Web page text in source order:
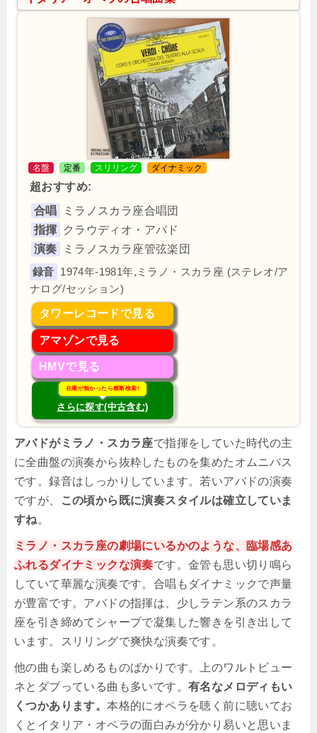
名盤 定番 スリリング ダイナミック
超おすすめ:
合唱
ミラノスカラ座合唱団
指揮
クラウディオ・アバド
演奏
ミラノスカラ座管弦楽団
1974年-1981年,ミラノ・スカラ座 (ステレオ/ア
ナログ/セッション)
タワーレコードで見る
アマゾンで見る
HMVで見る
在庫が無かったら横断検索!
さらに探す(中古含む)
アバドがミラノ・スカラ座で指揮をしていた時代の主
に全曲盤の演奏から抜粋したものを集めたオムニバス
です。録音はしっかりしています。若いアバドの演奏
ですが、
この頃から既に演奏スタイルは確立していま
すね。
ミラノ・スカラ座の劇場にいるかのような、臨場感あ
ふれるダイナミックな演奏です。金管も思い切り鳴ら
していて華麗な演奏です。合唱もダイナミックで声量
が豊富です。アバドの指揮は、少しラテン系のスカラ
座を引き締めてシャープで凝集した響きを引き出して
います。スリリングで爽快な演奏です。
他の曲も楽しめるものばかりです。上のワルトビュー
ネとダブっている曲も多いです。 有名なメロディもい
くつかあります。本格的にオペラを聴く前に聴いてお
くとイタリア・オペラの面白みが分かり易いと思いま